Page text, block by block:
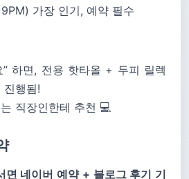
가장 인기, 예약 필수
” 하면, 전용 핫타올 + 두피 릴렉
진행됨!
직장인한테 추천 💻
네이버 예약 + 블로그 후기 기